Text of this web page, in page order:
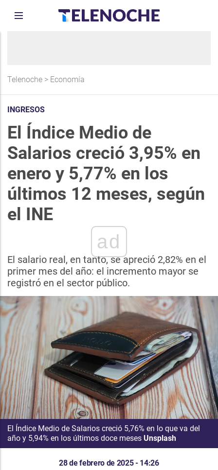
Telenoche > Economía
INGRESOS
El Índice Medio de
Salarios creció 3,95% en
enero y 5,77% en los
últimos 12 meses, según
el INE
ad
El salario real, en tanto, se apreció 2,82% en el
primer mes del año: el incremento mayor se
registró en el sector público.
El Índice Medio de Salarios creció 5,76% en lo que va del
año y 5,94% en los últimos doce meses Unsplash
28 de febrero de 2025 - 14:26